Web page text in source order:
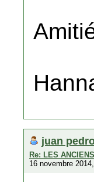
juan
Re: LES
16 novembre